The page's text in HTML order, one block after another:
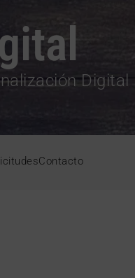
Digital
Contacto